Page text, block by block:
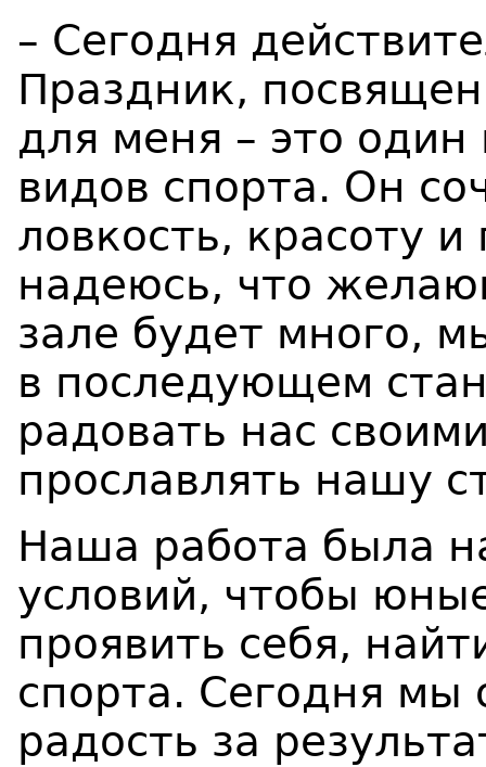
– Сегодня
Праздник,
для меня – это
видов спорта. Он
ловкость, красоту и
надеюсь, что
зале будет много,
в последующем
радовать нас
прославлять нашу
Наша работа была
условий, чтобы
проявить себя,
спорта. Сегодня
радость за